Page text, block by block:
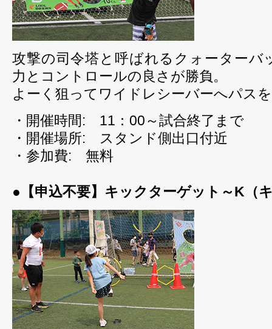
攻撃の司令塔と呼ばれるクォーターバ
力とコントロールの良さが勝負。
よーく狙ってワイドレシーバーへパス
・開催時間: 11：00～試合終了まで
・開催場所: スタンド側出口付近
・参加費: 無料
●【申込不要】キックターゲット～K（